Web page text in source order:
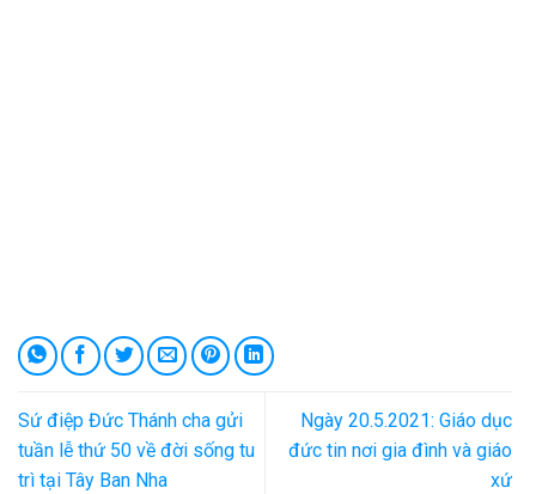
Sứ điệp Đức Thánh cha gửi
tuần lễ thứ 50 về đời sống tu
trì tại Tây Ban Nha
Ngày 20.5.2021: Giáo dục
đức tin nơi gia đình và giáo
xứ